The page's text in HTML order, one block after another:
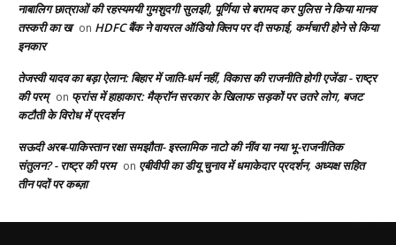
नाबालिग छात्राओं की रहस्यमयी गुमशुदगी सुलझी, पूर्णिया से बरामद कर पुलिस ने किया मानव
तस्करी का ख on HDFC बैंक ने वायरल ऑडियो क्लिप पर दी सफाई, कर्मचारी होने से किया
इनकार
तेजस्वी यादव का बड़ा ऐलान: बिहार में जाति-धर्म नहीं, विकास की राजनीति होगी एजेंडा - राष्ट्र
की परम् on फ्रांस में हाहाकार: मैक्रॉन सरकार के खिलाफ सड़कों पर उतरे लोग, बजट
कटौती के विरोध में प्रदर्शन
सऊदी अरब-पाकिस्तान रक्षा समझौता- इस्लामिक नाटो की नींव या नया भू-राजनीतिक
संतुलन? - राष्ट्र की परम on एबीवीपी का डीयू चुनाव में धमाकेदार प्रदर्शन, अध्यक्ष सहित
तीन पदों पर कब्ज़ा